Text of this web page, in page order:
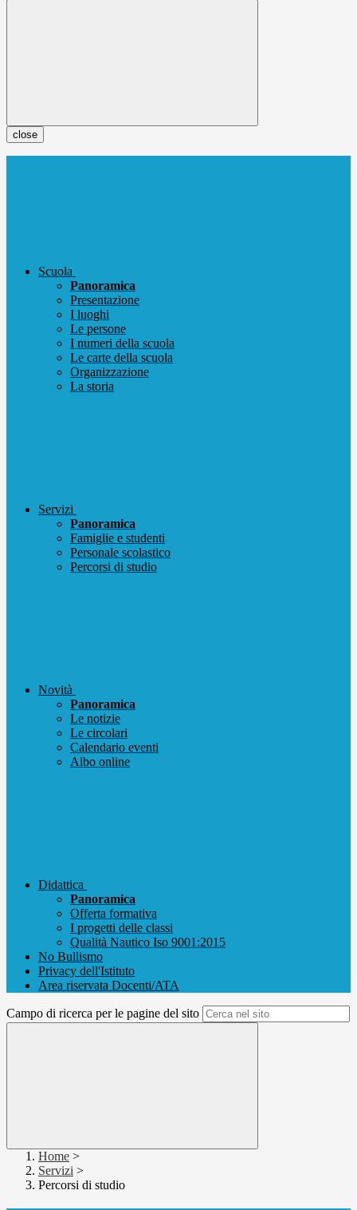
close
Scuola
Panoramica
Presentazione
I luoghi
Le persone
I numeri della scuola
Le carte della scuola
Organizzazione
La storia
Servizi
Panoramica
Famiglie e studenti
Personale scolastico
Percorsi di studio
Novità
Panoramica
Le notizie
Le circolari
Calendario eventi
Albo online
Didattica
Panoramica
Offerta formativa
I progetti delle classi
Qualità Nautico Iso 9001:2015
No Bullismo
Privacy dell'Istituto
Area riservata Docenti/ATA
Campo di ricerca per le pagine del sito
Home >
Servizi >
Percorsi di studio